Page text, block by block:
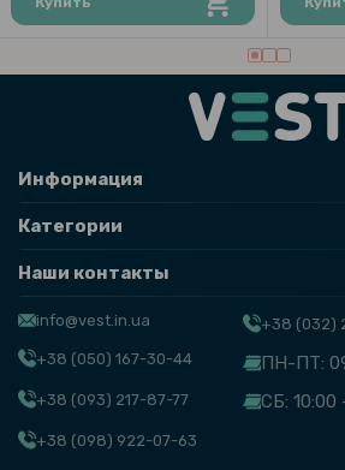
Информация
Категории
Наши контакты
info@vest.in.ua
+38 (050) 167-30-44
+38 (093) 217-87-77
+38 (098) 922-07-63
+38 (032)
ПН-ПТ:
СБ: 10:00